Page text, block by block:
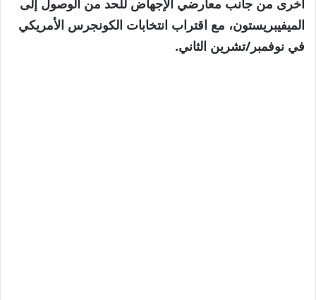
الميفيبريستون، مع اقتراب انتخابات الكونجرس الأمريكي
في نوفمبر/تشرين الثاني.